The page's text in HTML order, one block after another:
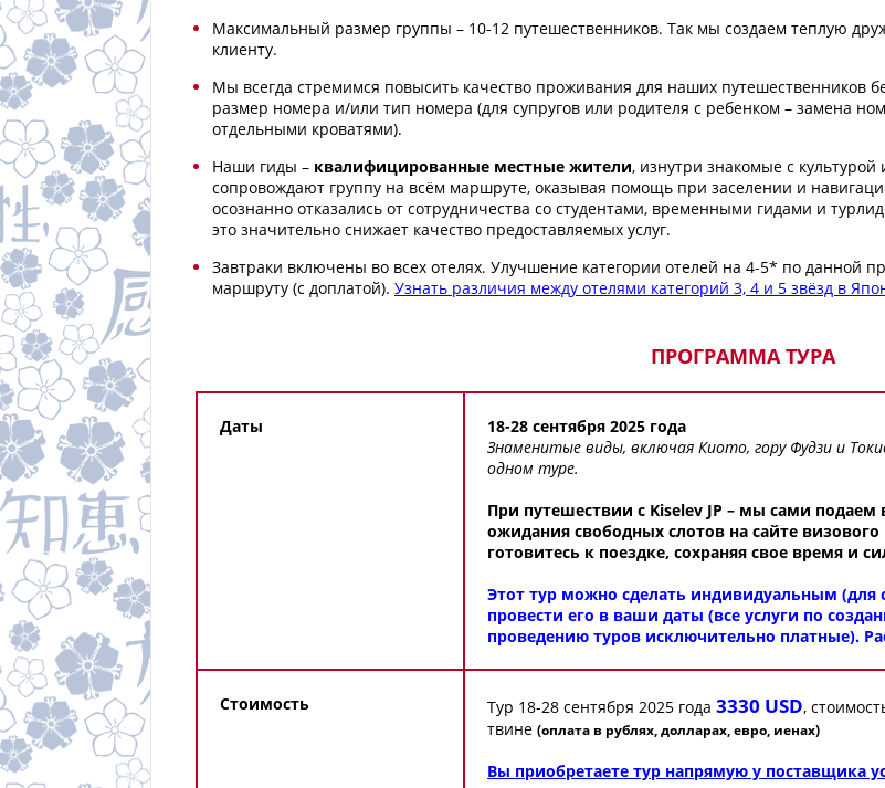
Максимальный размер группы – 10-12 путешественников. Так мы создаем теплую
клиенту.
Мы всегда стремимся повысить качество проживания для наших путешественников
размер номера и/или тип номера (для супругов или родителя с ребенком – замена
отдельными кроватями).
Наши гиды – квалифицированные местные жители, изнутри знакомые с
сопровождают группу на всём маршруте, оказывая помощь при заселении и
осознанно отказались от сотрудничества со студентами, временными гидами и
это значительно снижает качество предоставляемых услуг.
Завтраки включены во всех отелях. Улучшение категории отелей на 4-5* по данной
маршруту (с доплатой). Узнать различия между отелями категорий 3, 4 и 5 звёзд в
ПРОГРАММА ТУРА
Даты
18-28 сентября 2025 года
Знаменитые виды, включая Киото, гору Фудзи и
одном туре.
При путешествии с Kiselev JP – мы сами
ожидания свободных слотов на сайте
готовитесь к поездке, сохраняя свое время и
Этот тур можно сделать индивидуальным (для
провести его в ваши даты (все услуги по
проведению туров исключительно платные).
Стоимость Тур 18-28 сентября 2025 года 3330 USD,
твине (оплата в рублях, долларах, евро, иенах)
Вы приобретаете тур напрямую у поставщика